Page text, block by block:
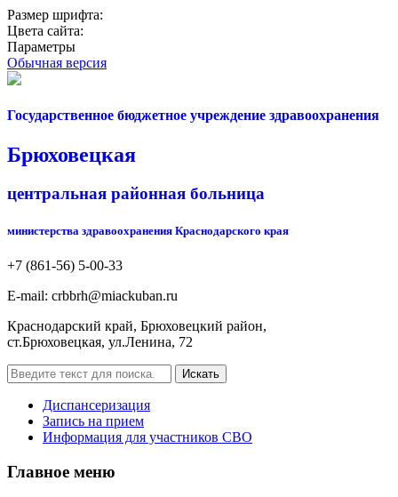
Размер шрифта:
Цвета сайта:
Параметры
Обычная версия
Государственное бюджетное учреждение здравоохранения
Брюховецкая
центральная районная больница
министерства здравоохранения Краснодарского края
+7 (861-56) 5-00-33
Е-mail: crbbrh@miackuban.ru
Краснодарский край, Брюховецкий район,
ст.Брюховецкая, ул.Ленина, 72
Искать
Диспансеризация
Запись на прием
Информация для участников СВО
Главное меню